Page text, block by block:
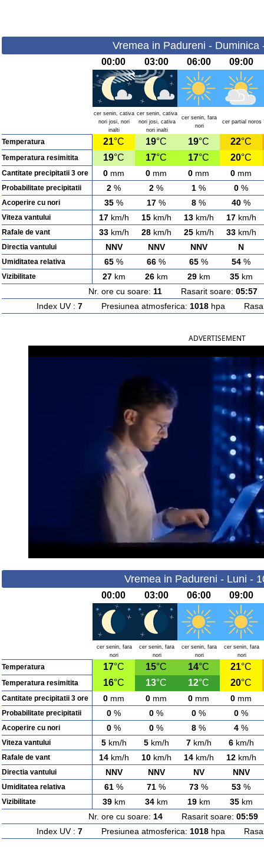
Vremea in Padureni - Duminica
00:00 03:00 06:00 09:00
cer senin, cativa
nori josi, nori
inalti
cer senin, cativa
nori josi, cativa
nori inalti
cer senin, fara
nori
cer partial noros
Temperatura 21°C 19°C 19°C 22°C
Temperatura resimitita 19°C 17°C 17°C 20°C
Cantitate precipitatii 3 ore 0 mm 0 mm 0 mm 0 mm
Probabilitate precipitatii 2 % 2 % 1 % 0 %
Acoperire cu nori 35 % 17 % 8 % 40 %
Viteza vantului 17km/h 15km/h 13km/h 17km/h
Rafale de vant 33km/h 28km/h 25km/h 33km/h
Directia vantului NNV NNV NNV N
Umiditatea relativa 65 % 66 % 65 % 54 %
Vizibilitate 27km 26km 29km 35km
Nr. ore cu soare: 11 Rasarit soare: 05:57
Index UV : 7Presiunea atmosferica: 1018hpa
ADVERTISEMENT
Vremea in Padureni - Luni -
00:00 03:00 06:00 09:00
cer senin, fara
nori
cer senin, fara
nori
cer senin, fara
nori
cer senin, fara
nori
Temperatura 17°C 15°C 14°C 21°C
Temperatura resimitita 16°C 13°C 12°C 20°C
Cantitate precipitatii 3 ore 0 mm 0 mm 0 mm 0 mm
Probabilitate precipitatii 0 % 0 % 0 % 0 %
Acoperire cu nori 0 % 0 % 8 % 4 %
Viteza vantului 5km/h 5km/h 7km/h 6km/h
Rafale de vant 14km/h 10km/h 14km/h 12km/h
Directia vantului NNV NNV NV NNV
Umiditatea relativa 61 % 71 % 73 % 53 %
Vizibilitate 39km 34km 19km 35km
Nr. ore cu soare: 14Rasarit soare: 05:59
Index UV : 7Presiunea atmosferica: 1018hpa